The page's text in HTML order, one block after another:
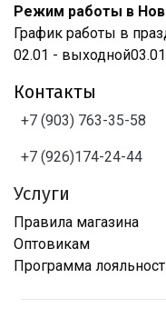
Режим работы в
График работы в
02.01 -
Контакты
+7 (903) 763-35-58
+7 (926)174-24-44
Услуги
Правила магазина
Оптовикам
Программа